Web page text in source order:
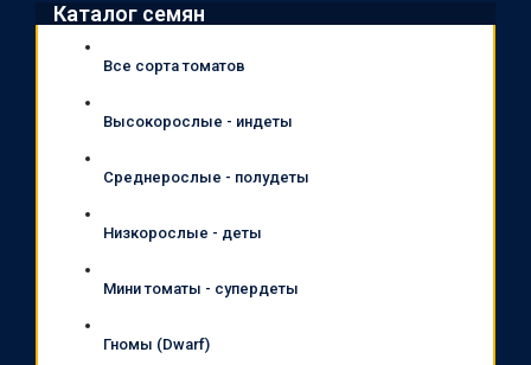
Каталог семян
Все сорта томатов
Высокорослые - индеты
Среднерослые - полудеты
Низкорослые - деты
Мини томаты - супердеты
Гномы (Dwarf)